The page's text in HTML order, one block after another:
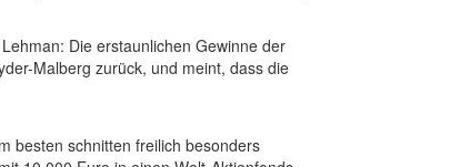
Die erstaunlichen Gewinne der
Malberg zurück, und meint, dass die
besten schnitten freilich besonders